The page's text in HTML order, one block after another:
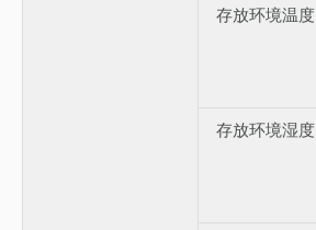
存放环境温度
存放环境湿度